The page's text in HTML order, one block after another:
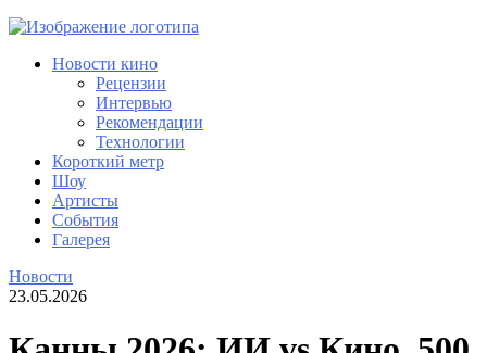
Новости кино
Рецензии
Интервью
Рекомендации
Технологии
Короткий метр
Шоу
Артисты
События
Галерея
Новости
23.05.2026